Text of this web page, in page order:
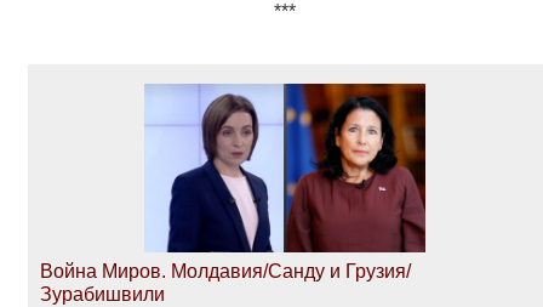
***
Война Миров. Молдавия/Санду и Грузия/
Зурабишвили